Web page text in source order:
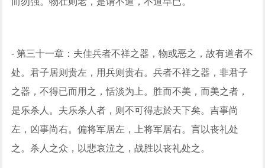
- 第三十一章：夫佳兵者不祥之器，物或恶之，故有道者不
处。君子居则贵左，用兵则贵右。兵者不祥之器，非君子
之器，不得已而用之，恬淡为上。胜而不美，而美之者，
是乐杀人。夫乐杀人者，则不可得志於天下矣。吉事尚
左，凶事尚右。偏将军居左，上将军居右。言以丧礼处
之。杀人之众，以悲哀泣之，战胜以丧礼处之。